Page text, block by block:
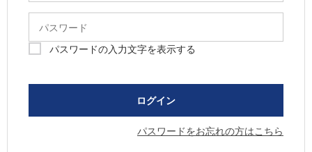
パスワードの入力文字を表示する
パスワードをお忘れの方はこちら